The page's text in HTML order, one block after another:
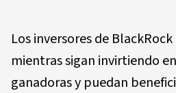
Los inversores de
mientras sigan invirtiendo
ganadoras y puedan